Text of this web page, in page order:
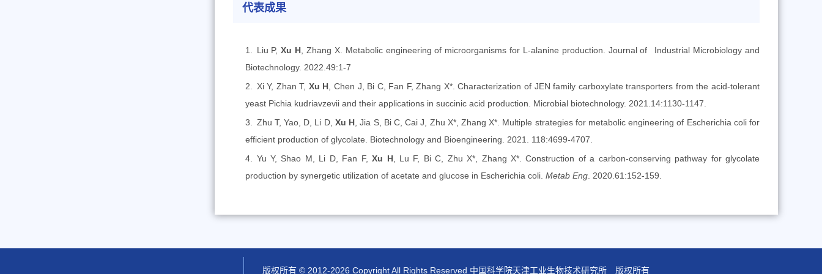
代表成果
1. Liu P,Xu H , Zhang X. Metabolic engineering of microorganisms for L-alanine production. Journal of Industrial Microbiology and
Biotechnology. 2022.49:1-7
2. Xi Y, Zhan T, Xu H , Chen J, Bi C, Fan F, Zhang X*. Characterization of JEN family carboxylate transporters from the acid-tolerant
yeast Pichia kudriavzevii and their applications in succinic acid production. Microbial biotechnology. 2021.14:1130-1147.
3. Zhu T, Yao, D, Li D, Xu H , Jia S, Bi C, Cai J, Zhu X*, Zhang X*. Multiple strategies for metabolic engineering of Escherichia coli for
efficient production of glycolate. Biotechnology and Bioengineering. 2021. 118:4699-4707.
4. Yu Y, Shao M, Li D, Fan F,Xu H, Lu F, Bi C, Zhu X*, Zhang X*. Construction of a carbon-conserving pathway for glycolate
production by synergetic utilization of acetate and glucose in Escherichia coli. Metab Eng. 2020.61:152-159.
版权所有 © 2012-2026 Copyright All Rights Reserved 中国科学院天津工业生物技术研究所 版权所有